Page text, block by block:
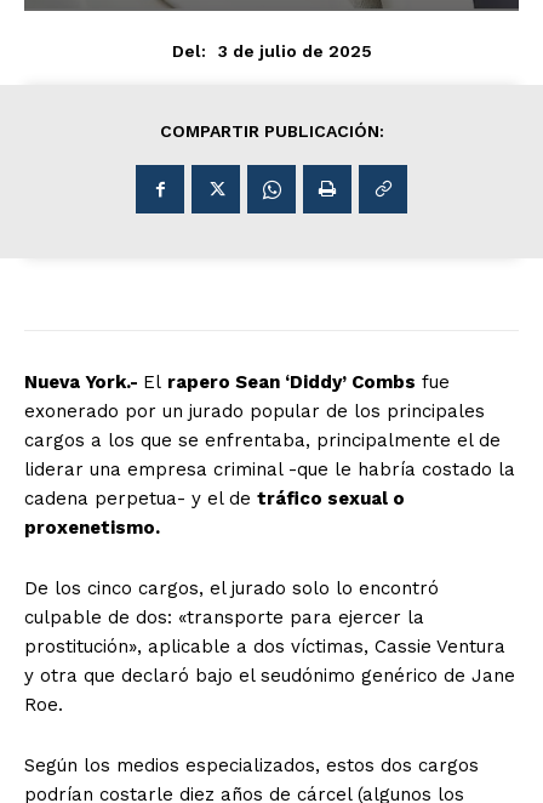
Del: 3 de julio de 2025
COMPARTIR PUBLICACIÓN:
Nueva York.- El rapero Sean ‘Diddy’ Combs fue
exonerado por un jurado popular de los principales
cargos a los que se enfrentaba, principalmente el de
liderar una empresa criminal -que le habría costado la
cadena perpetua- y el de tráfico sexual o
proxenetismo.
De los cinco cargos, el jurado solo lo encontró
culpable de dos: «transporte para ejercer la
prostitución», aplicable a dos víctimas, Cassie Ventura
y otra que declaró bajo el seudónimo genérico de Jane
Roe.
Según los medios especializados, estos dos cargos
podrían costarle diez años de cárcel (algunos los